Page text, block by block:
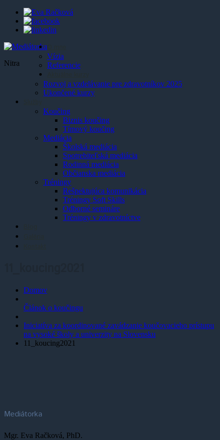
Nitra
Vízia
Referencie
Rozvoj a vzdelávanie pre zdravotníkov 2025
Ukončené kurzy
Koučing
Biznis koučing
Tímový koučing
Mediácia
Školská mediácia
Spotrebiteľská mediácia
Rodinná mediácia
Občianska mediácia
Tréningy
Rešpektujúca komunikácia
Tréningy Soft Skills
Odborné semináre
Tréningy v zdravotníctve
Domov
Článok o koučingu
Iniciatíva za koordinované zavádzanie koučovacieho prístupu
na vysoké školy a univerzity na Slovensku
11_koucing2021
Mediátorka
Mgr. Eva Račková, PhD.